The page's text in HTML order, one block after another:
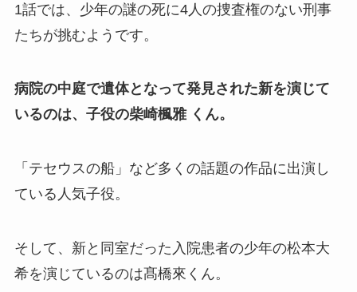
1話では、少年の謎の死に4人の捜査権のない刑事
たちが挑むようです。
病院の中庭で遺体となって発見された新を演じて
いるのは、子役の柴崎楓雅 くん。
「テセウスの船」など多くの話題の作品に出演し
ている人気子役。
そして、新と同室だった入院患者の少年の松本大
希を演じているのは髙橋來くん。